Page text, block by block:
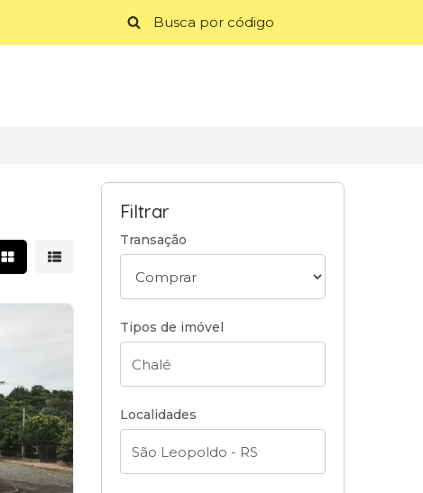
Mostrar resultados em grade
Mostrar resultados em lista
Filtrar
Transação
Tipos de imóvel
Localidades